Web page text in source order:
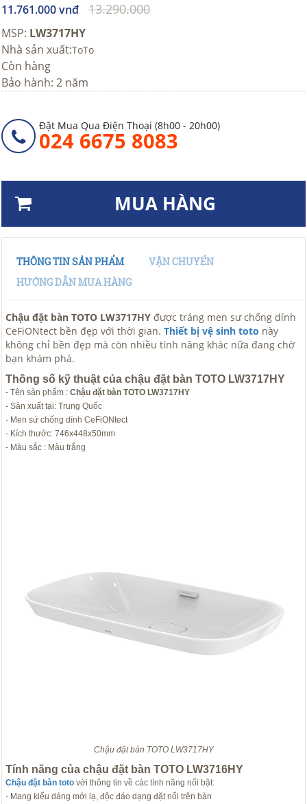
11.761.000 vnđ 13.290.000
MSP: LW3717HY
Nhà sản xuất:ToTo
Còn hàng
Bảo hành: 2 năm
Đặt Mua Qua Điện Thoại (8h00 - 20h00)
024 6675 8083
MUA HÀNG
THÔNG TIN SẢN PHẨM
VẬN CHUYỂN
HƯỚNG DẪN MUA HÀNG
Chậu đặt bàn TOTO LW3717HY được tráng men sư chống dính
CeFiONtect bền đẹp với thời gian. Thiết bị vệ sinh toto này
không chỉ bền đẹp mà còn nhiều tính năng khác nữa đang chờ
bạn khám phá.
Thông số kỹ thuật của chậu đặt bàn TOTO LW3717HY
- Tên sản phẩm : Chậu đặt bàn TOTO LW3717HY
- Sản xuất tại: Trung Quốc
- Men sứ chống dính CeFiONtect
- Kích thước: 746x448x50mm
- Màu sắc : Màu trắng
Chậu đặt bàn TOTO LW3717HY
Tính năng của chậu đặt bàn TOTO LW3716HY
Chậu đặt bàn toto với thông tin về các tính năng nổi bật:
- Mang kiểu dáng mới lạ, độc đáo dạng đặt nổi trên bàn